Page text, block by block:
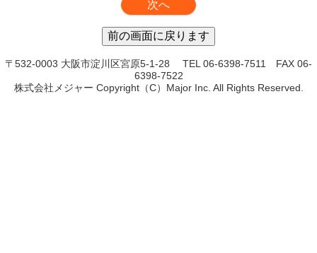
〒532-0003 大阪市淀川区宮原5-1-28 TEL 06-6398-7511 FAX 06-
6398-7522
株式会社メジャー Copyright（C）Major Inc. All Rights Reserved.